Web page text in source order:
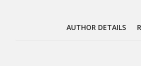
AUTHOR DETAILS